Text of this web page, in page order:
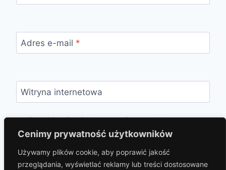
Cenimy prywatność użytkowników
Używamy plików cookie, aby poprawić jakość
przeglądania, wyświetlać reklamy lub treści dostosowane
Adres e-mail *
Witryna internetowa
Zapamiętaj moje dane w tej przeglądarce
podczas pisania kolejnych komentarzy.